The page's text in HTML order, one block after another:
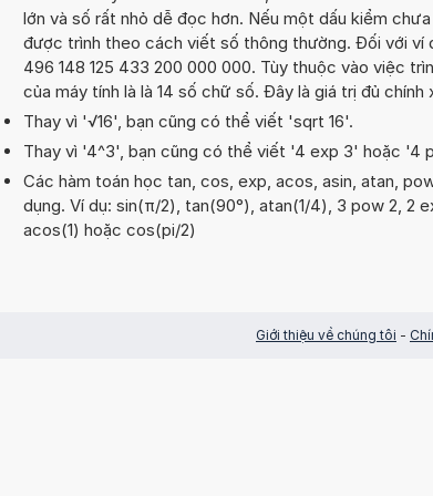
lớn và số rất nhỏ dễ đọc hơn. Nếu một dấu kiểm
được trình theo cách viết số thông thường. Đối với ví
496 148 125 433 200 000 000. Tùy thuộc vào việc
của máy tính là là 14 số chữ số. Đây là giá trị đủ
Thay vì '√16', bạn cũng có thể viết 'sqrt 16'.
Thay vì '4^3', bạn cũng có thể viết '4 exp 3' hoặc '4
Các hàm toán học tan, cos, exp, acos, asin, atan,
dụng. Ví dụ: sin(π/2), tan(90°), atan(1/4), 3 pow 2, 2
acos(1) hoặc cos(pi/2)
Giới thiệu về chúng tôi -